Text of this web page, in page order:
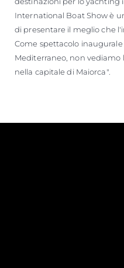
International Boat Show è
di presentare il meglio che
Come spettacolo
Mediterraneo, non vediamo
nella capitale di Maiorca".